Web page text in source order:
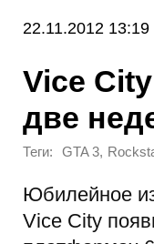
22.11.2012 13:19
Vice
две
Теги: GTA 3,
Юбилейное
Vice City